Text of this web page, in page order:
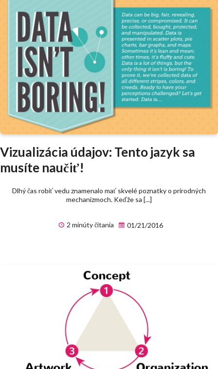
Vizualizácia údajov: Tento jazyk sa
musíte naučiť!
Dlhý čas robiť vedu znamenalo mať skvelé poznatky o prírodných
mechanizmoch. Keďže sa [...]
2 minúty čítania 01/21/2016